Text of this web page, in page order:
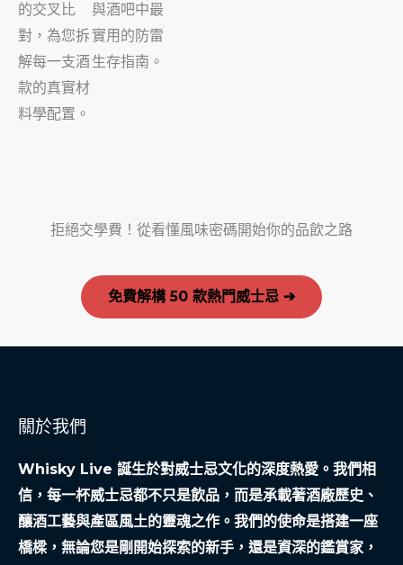
的交叉比
對，為您拆
解每一支酒
款的真實材
料學配置。
與酒吧中最
實用的防雷
生存指南。
拒絕交學費！從看懂風味密碼開始你的品飲之路
免費解構 50 款熱門威士忌 ➔
關於我們
Whisky Live 誕生於對威士忌文化的深度熱愛。我們相
信，每一杯威士忌都不只是飲品，而是承載著酒廠歷史、
釀酒工藝與產區風土的靈魂之作。我們的使命是搭建一座
橋樑，無論您是剛開始探索的新手，還是資深的鑑賞家，